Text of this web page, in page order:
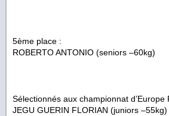
5ème place :
ROBERTO ANTONIO (seniors –60kg)
Sélectionnés aux championnat d’Europe
JEGU GUERIN FLORIAN (juniors –55kg)